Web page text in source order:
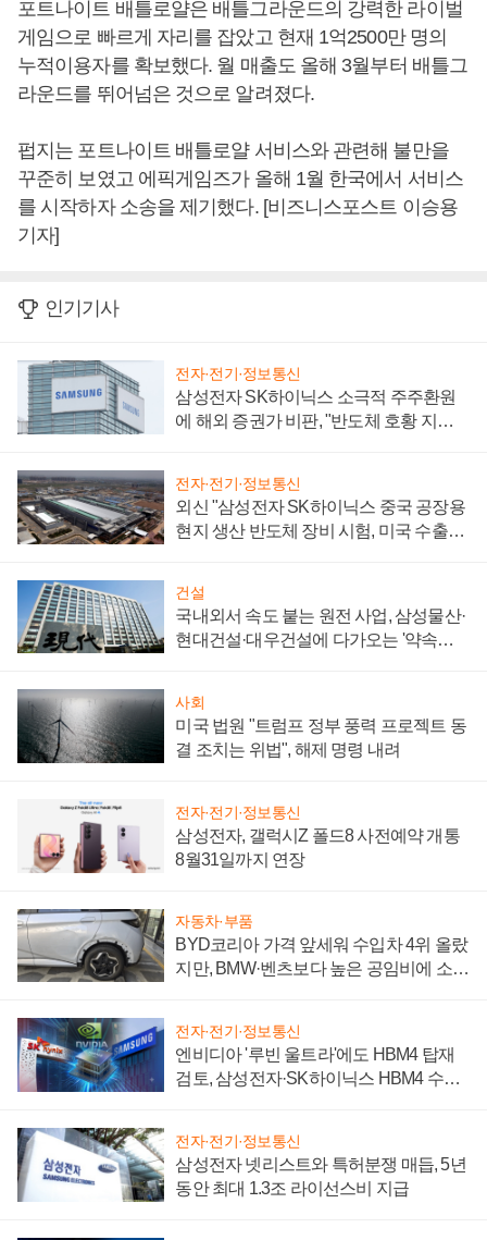
포트나이트 배틀로얄은 배틀그라운드의 강력한 라이벌
게임으로 빠르게 자리를 잡았고 현재 1억2500만 명의
누적이용자를 확보했다. 월 매출도 올해 3월부터 배틀그
라운드를 뛰어넘은 것으로 알려졌다.
펍지는 포트나이트 배틀로얄 서비스와 관련해 불만을
꾸준히 보였고 에픽게임즈가 올해 1월 한국에서 서비스
를 시작하자 소송을 제기했다. [비즈니스포스트 이승용
기자]
인기기사
전자·전기·정보통신
삼성전자 SK하이닉스 소극적 주주환원
에 해외 증권가 비판, "반도체 호황 지속
전자·전기·정보통신
외신 "삼성전자 SK하이닉스 중국 공장용
현지 생산 반도체 장비 시험, 미국 수출통
건설
국내외서 속도 붙는 원전 사업, 삼성물산·
현대건설·대우건설에 다가오는 '약속의
사회
미국 법원 "트럼프 정부 풍력 프로젝트 동
결 조치는 위법", 해제 명령 내려
전자·전기·정보통신
삼성전자, 갤럭시Z 폴드8 사전예약 개통
8월31일까지 연장
자동차·부품
BYD코리아 가격 앞세워 수입차 4위 올랐
지만, BMW·벤츠보다 높은 공임비에 소비
전자·전기·정보통신
엔비디아 '루빈 울트라'에도 HBM4 탑재
검토, 삼성전자·SK하이닉스 HBM4 수율
전자·전기·정보통신
삼성전자 넷리스트와 특허분쟁 매듭, 5년
동안 최대 1.3조 라이선스비 지급